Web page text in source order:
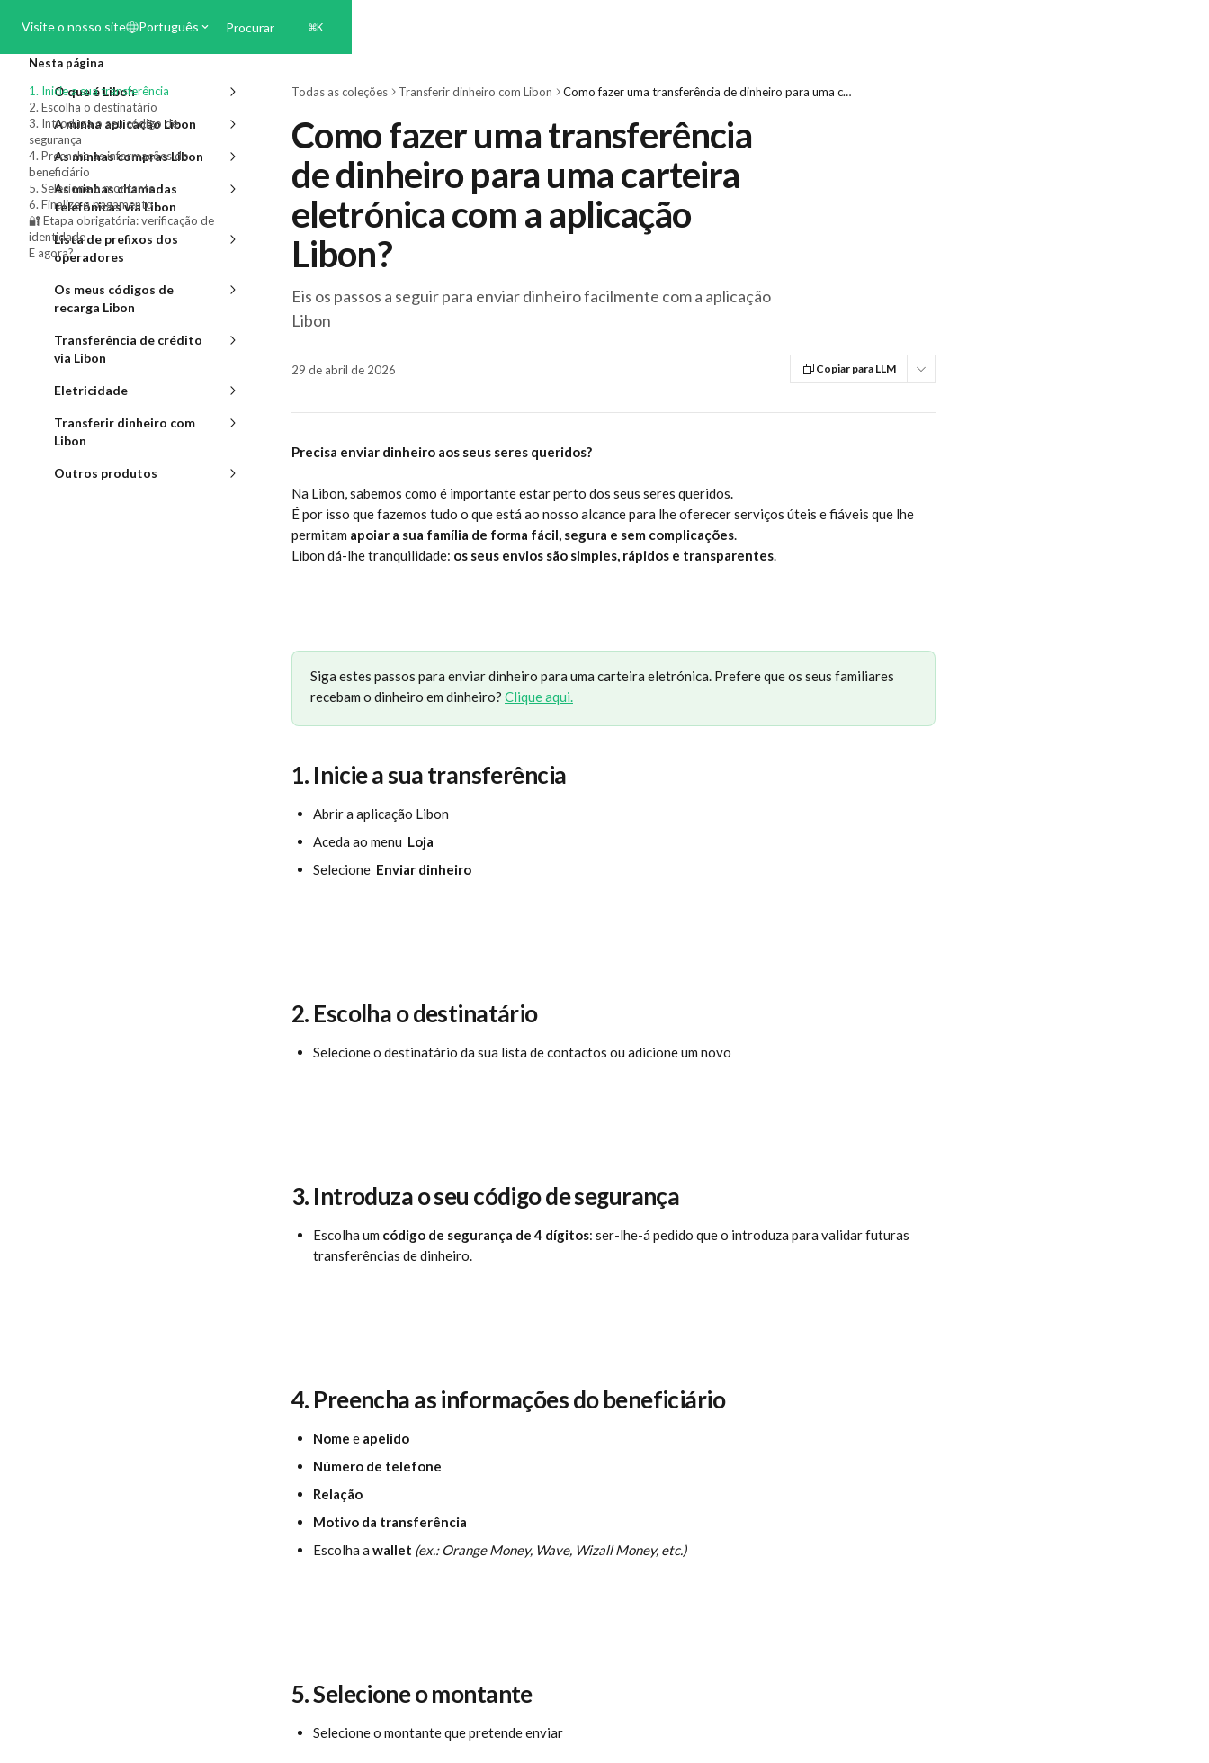
Visite o nosso site Português Procurar ⌘K
O que é Libon
A minha aplicação Libon
As minhas compras Libon
As minhas chamadas
telefónicas via Libon
Lista de prefixos dos
operadores
Os meus códigos de
recarga Libon
Transferência de crédito
via Libon
Eletricidade
Transferir dinheiro com
Libon
Outros produtos
Todas as coleções Transferir dinheiro com Libon Como fazer uma transferência de dinheiro para uma carteira eletrónica com a aplicação Libon?
Como fazer uma transferência
de dinheiro para uma carteira
eletrónica com a aplicação
Libon?
Eis os passos a seguir para enviar dinheiro facilmente com a aplicação
Libon
29 de abril de 2026 Copiar para LLM
Precisa enviar dinheiro aos seus seres queridos?
Na Libon, sabemos como é importante estar perto dos seus seres queridos.
É por isso que fazemos tudo o que está ao nosso alcance para lhe oferecer serviços úteis e fiáveis que lhe
permitam apoiar a sua família de forma fácil, segura e sem complicações.
Libon dá-lhe tranquilidade: os seus envios são simples, rápidos e transparentes.
Siga estes passos para enviar dinheiro para uma carteira eletrónica. Prefere que os seus familiares
recebam o dinheiro em dinheiro? Clique aqui.
1. Inicie a sua transferência
Abrir a aplicação Libon
Aceda ao menu Loja
Selecione Enviar dinheiro
2. Escolha o destinatário
Selecione o destinatário da sua lista de contactos ou adicione um novo
3. Introduza o seu código de segurança
Escolha um código de segurança de 4 dígitos: ser-lhe-á pedido que o introduza para validar futuras
transferências de dinheiro.
4. Preencha as informações do beneficiário
Nome e apelido
Número de telefone
Relação
Motivo da transferência
Escolha a wallet (ex.: Orange Money, Wave, Wizall Money, etc.)
5. Selecione o montante
Selecione o montante que pretende enviar
Nesta página
1. Inicie a sua transferência
2. Escolha o destinatário
3. Introduza o seu código de
segurança
4. Preencha as informações do
beneficiário
5. Selecione o montante
6. Finalize o pagamento
🔐 Etapa obrigatória: verificação de
identidade
E agora?